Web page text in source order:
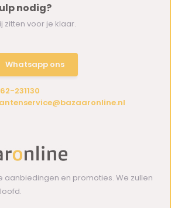
nodig?
zitten voor je klaar.
Whatsapp ons
231130
aanbiedingen en promoties. We zullen